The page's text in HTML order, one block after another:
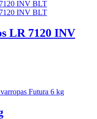
LR 7120 INV